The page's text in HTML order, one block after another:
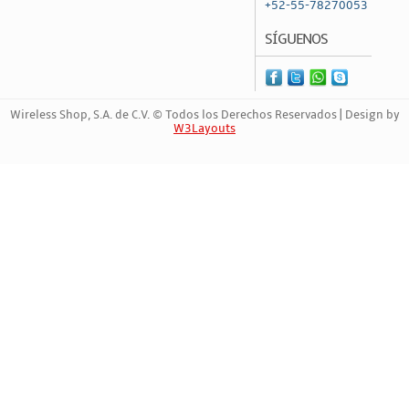
Routers y Repetidores Inalámbricos
Switches No PoE
+52-55-78270053
SÍGUENOS
Wireless Shop, S.A. de C.V. © Todos los Derechos Reservados | Design by
W3Layouts